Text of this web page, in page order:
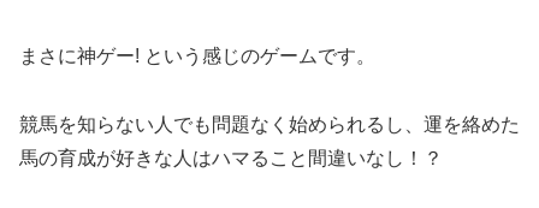
まさに神ゲー! という感じのゲームです。
競馬を知らない人でも問題なく始められるし、運を絡めた
馬の育成が好きな人はハマること間違いなし！？